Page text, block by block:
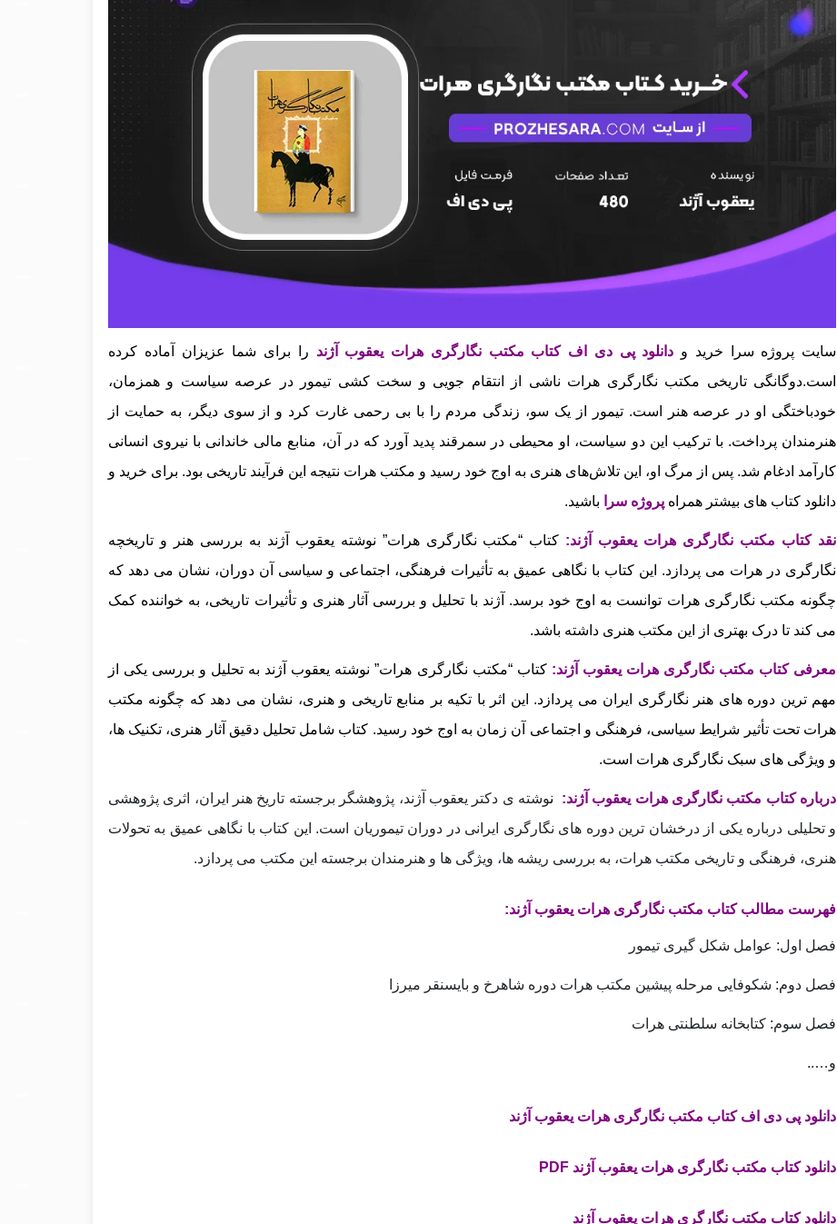
سایت پروژه سرا خرید و دانلود پی دی اف کتاب مکتب نگارگری هرات یعقوب آژند را برای شما عزیزان آماده کرده
است.دوگانگی تاریخی مکتب نگارگری هرات ناشی از انتقام‌ جویی و سخت‌ کشی تیمور در عرصه سیاست و همزمان،
خودباختگی او در عرصه هنر است. تیمور از یک سو، زندگی مردم را با بی‌ رحمی غارت کرد و از سوی دیگر، به حمایت از
هنرمندان پرداخت. با ترکیب این دو سیاست، او محیطی در سمرقند پدید آورد که در آن، منابع مالی خاندانی با نیروی انسانی
کارآمد ادغام شد. پس از مرگ او، این تلاش‌های هنری به اوج خود رسید و مکتب هرات نتیجه این فرآیند تاریخی بود. برای خرید و
دانلود کتاب های بیشتر همراه پروژه سرا باشید.
نقد کتاب مکتب نگارگری هرات یعقوب آژند: کتاب “مکتب نگارگری هرات” نوشته یعقوب آژند به بررسی هنر و تاریخچه
نگارگری در هرات می‌ پردازد. این کتاب با نگاهی عمیق به تأثیرات فرهنگی، اجتماعی و سیاسی آن دوران، نشان می‌ دهد که
چگونه مکتب نگارگری هرات توانست به اوج خود برسد. آژند با تحلیل و بررسی آثار هنری و تأثیرات تاریخی، به خواننده کمک
می‌ کند تا درک بهتری از این مکتب هنری داشته باشد.
معرفی کتاب مکتب نگارگری هرات یعقوب آژند:کتاب “مکتب نگارگری هرات” نوشته یعقوب آژند به تحلیل و بررسی یکی از
مهم‌ ترین دوره‌ های هنر نگارگری ایران می‌ پردازد. این اثر با تکیه بر منابع تاریخی و هنری، نشان می‌ دهد که چگونه مکتب
هرات تحت تأثیر شرایط سیاسی، فرهنگی و اجتماعی آن زمان به اوج خود رسید. کتاب شامل تحلیل دقیق آثار هنری، تکنیک‌ ها،
و ویژگی‌ های سبک نگارگری هرات است.
درباره کتاب مکتب نگارگری هرات یعقوب آژند: نوشته‌ ی دکتر یعقوب آژند، پژوهشگر برجسته تاریخ هنر ایران، اثری پژوهشی
و تحلیلی درباره یکی از درخشان‌ ترین دوره‌ های نگارگری ایرانی در دوران تیموریان است. این کتاب با نگاهی عمیق به تحولات
هنری، فرهنگی و تاریخی مکتب هرات، به بررسی ریشه‌ ها، ویژگی‌ ها و هنرمندان برجسته این مکتب می‌ پردازد.
فهرست مطالب کتاب مکتب نگارگری هرات یعقوب آژند:
فصل اول: عوامل شکل گیری تیمور
فصل دوم: شکوفایی مرحله پیشین مکتب هرات دوره شاهرخ و بایسنقر میرزا
فصل سوم: کتابخانه سلطنتی هرات
و…..
دانلود پی دی اف کتاب مکتب نگارگری هرات یعقوب آژند
دانلود کتاب مکتب نگارگری هرات یعقوب آژند PDF
دانلود کتاب مکتب نگارگری هرات یعقوب آژند